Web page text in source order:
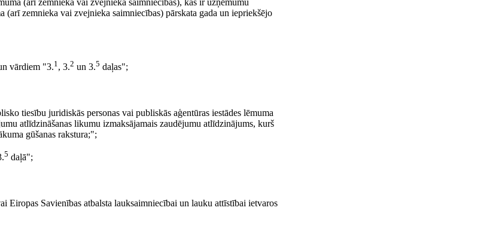
(arī zemnieka vai zvejnieka saimniecības), kas ir uzņēmumu
zemnieka vai zvejnieka saimniecības) pārskata gada un iepriekšējo
vārdiem "3.1, 3.2 un 3.5 daļas";
tiesību juridiskās personas vai publiskās aģentūras iestādes lēmuma
atlīdzināšanas likumu izmaksājamais zaudējumu atlīdzinājums, kurš
gūšanas rakstura;";
5 daļā";
Eiropas Savienības atbalsta lauksaimniecībai un lauku attīstībai ietvaros